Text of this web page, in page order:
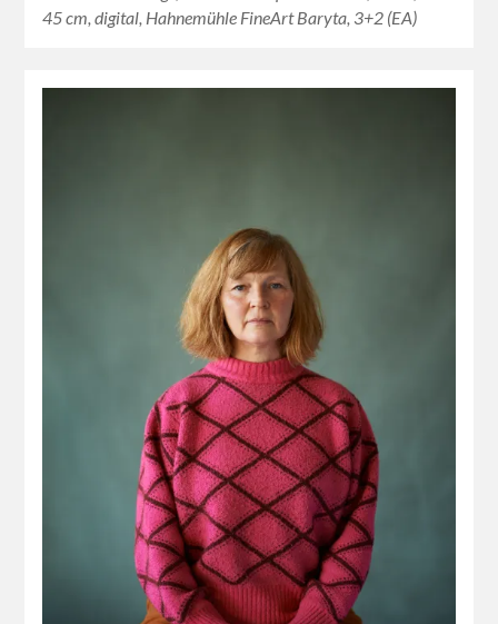
45 cm, digital, Hahnemühle FineArt Baryta, 3+2 (EA)